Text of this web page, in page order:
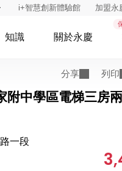
i+智慧創新體驗館 加盟永
知識 關於永慶
分享 列印
附中學區電梯三房
一段